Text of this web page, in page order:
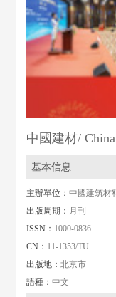
中國建材/
基本信息
主辦單位：中國建筑材
出版周期： 月刊
ISSN： 1000-0836
CN： 11-1353/TU
出版地：北京市
語種：中文